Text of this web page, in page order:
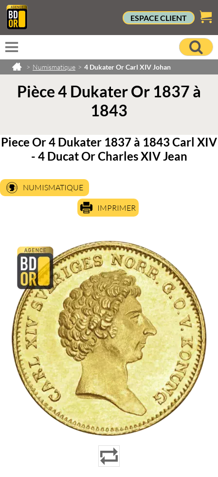
ESPACE CLIENT
> Numismatique > 4 Dukater Or Carl XIV Johan
Pièce 4 Dukater Or 1837 à
1843
Piece Or 4 Dukater 1837 à 1843 Carl XIV
- 4 Ducat Or Charles XIV Jean
NUMISMATIQUE
IMPRIMER